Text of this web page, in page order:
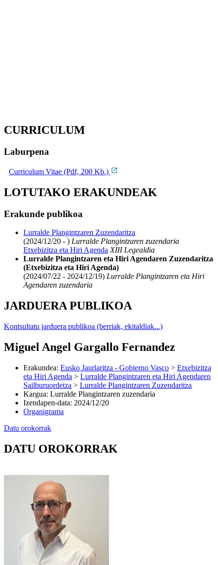
CURRICULUM
Laburpena
Curriculum Vitae (Pdf, 200 Kb.)
LOTUTAKO ERAKUNDEAK
Erakunde publikoa
Lurralde Plangintzaren Zuzendaritza
(2024/12/20 - ) Lurralde Plangintzaren zuzendaria
Etxebizitza eta Hiri AgendaXIII Legealdia
Lurralde Plangintzaren eta Hiri Agendaren Zuzendaritza
(Etxebizitza eta Hiri Agenda)
(2024/07/22 - 2024/12/19) Lurralde Plangintzaren eta Hiri
Agendaren zuzendaria
JARDUERA PUBLIKOA
Kontsultatu jarduera publikoa (berriak, ekitaldiak...)
Miguel Angel Gargallo Fernandez
Erakundea: Eusko Jaurlaritza - Gobierno Vasco > Etxebizitza
eta Hiri Agenda > Lurralde Plangintzaren eta Hiri Agendaren
Sailburuordetza > Lurralde Plangintzaren Zuzendaritza
Kargua: Lurralde Plangintzaren zuzendaria
Izendapen-data: 2024/12/20
Organigrama
Datu orokorrak
DATU OROKORRAK